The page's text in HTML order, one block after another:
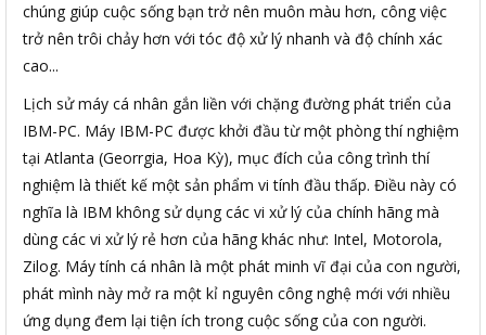
chúng giúp cuộc sống bạn trở nên muôn màu hơn, công việc
trở nên trôi chảy hơn với tóc độ xử lý nhanh và độ chính xác
cao...
Lịch sử máy cá nhân gắn liền với chặng đường phát triển của
IBM-PC. Máy IBM-PC được khởi đầu từ một phòng thí nghiệm
tại Atlanta (Georrgia, Hoa Kỳ), mục đích của công trình thí
nghiệm là thiết kế một sản phẩm vi tính đầu thấp. Điều này có
nghĩa là IBM không sử dụng các vi xử lý của chính hãng mà
dùng các vi xử lý rẻ hơn của hãng khác như: Intel, Motorola,
Zilog. Máy tính cá nhân là một phát minh vĩ đại của con người,
phát mình này mở ra một kỉ nguyên công nghệ mới với nhiều
ứng dụng đem lại tiện ích trong cuộc sống của con người.